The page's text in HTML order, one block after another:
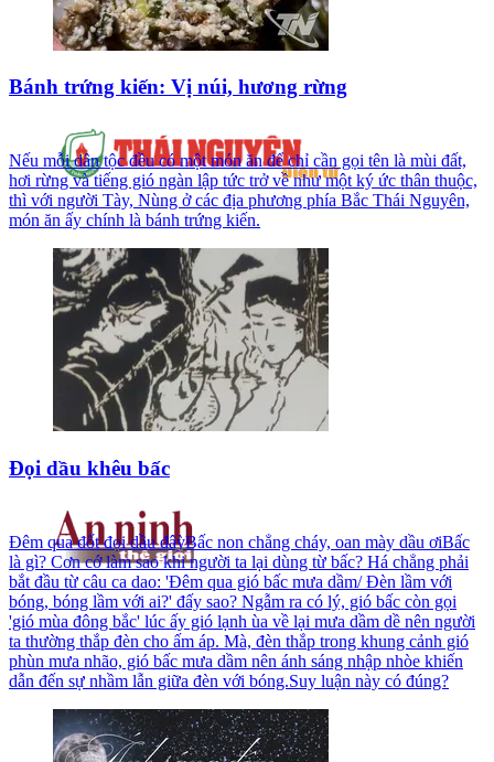
Bánh trứng kiến: Vị núi, hương rừng
Nếu mỗi dân tộc đều có một món ăn để chỉ cần gọi tên là mùi đất,
hơi rừng và tiếng gió ngàn lập tức trở về như một ký ức thân thuộc,
thì với người Tày, Nùng ở các địa phương phía Bắc Thái Nguyên,
món ăn ấy chính là bánh trứng kiến.
Đọi dầu khêu bấc
Đêm qua đốt đọi dầu đâỳBấc non chẳng cháy, oan mày dầu ơiBấc
là gì? Cơn cớ làm sao khi người ta lại dùng từ bấc? Há chẳng phải
bắt đầu từ câu ca dao: 'Đêm qua gió bấc mưa dầm/ Đèn lầm với
bóng, bóng lầm với ai?' đấy sao? Ngẫm ra có lý, gió bấc còn gọi
'gió mùa đông bắc' lúc ấy gió lạnh ùa về lại mưa dầm dề nên người
ta thường thắp đèn cho ấm áp. Mà, đèn thắp trong khung cảnh gió
phùn mưa nhão, gió bấc mưa dầm nên ánh sáng nhập nhòe khiến
dẫn đến sự nhầm lẫn giữa đèn với bóng.Suy luận này có đúng?